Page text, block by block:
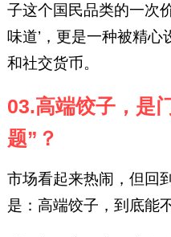
子这个国民品类的一次
味道’，更是一种被精
和社交货币。
03.高端饺子，是
题”？
市场看起来热闹，但回
是：高端饺子，到底能